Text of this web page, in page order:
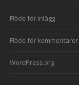
Flöde för inlägg
Flöde för kommentarer
WordPress.org